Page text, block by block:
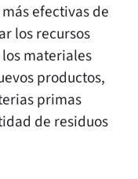
efectivas de
los recursos
materiales
productos,
primas
de residuos